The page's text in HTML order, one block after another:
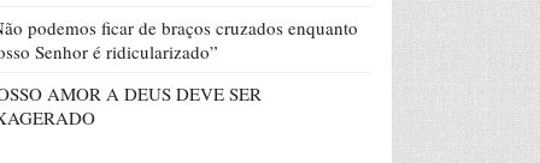
podemos ficar de braços cruzados enquanto
Senhor é ridicularizado”
AMOR A DEUS DEVE SER